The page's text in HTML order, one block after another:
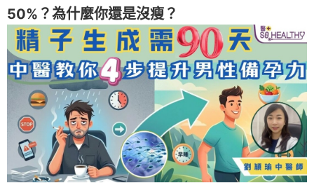
50%？為什麼你還是沒瘦？